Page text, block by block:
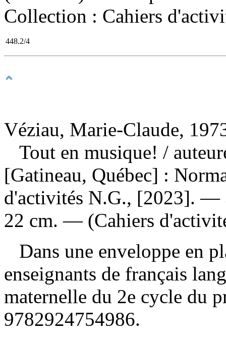
Collection : Cahiers
448.2/4
Véziau, Marie-Claude,
Tout en musique! /
[Gatineau, Québec] :
d'activités N.G., [2023]. —
22 cm. — (Cahiers
Dans une enveloppe en
enseignants de français
maternelle du 2e cycle du
9782924754986.